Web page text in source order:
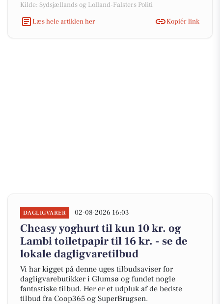
Kilde: Sydsjællands og Lolland-Falsters Politi
Læs hele artiklen her
Kopiér link
DAGLIGVARER 02-08-2026 16:03
Cheasy yoghurt til kun 10 kr. og
Lambi toiletpapir til 16 kr. - se de
lokale dagligvaretilbud
Vi har kigget på denne uges tilbudsaviser for
dagligvarebutikker i Glumsø og fundet nogle
fantastiske tilbud. Her er et udpluk af de bedste
tilbud fra Coop365 og SuperBrugsen.